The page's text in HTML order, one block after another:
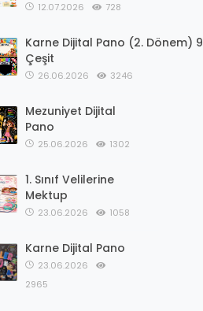
12.07.2026 728
Karne Dijital Pano (2. Dönem) 9
Çeşit
26.06.2026 3246
Mezuniyet Dijital
Pano
25.06.2026 1302
1. Sınıf Velilerine
Mektup
23.06.2026 1058
Karne Dijital Pano
23.06.2026
2965